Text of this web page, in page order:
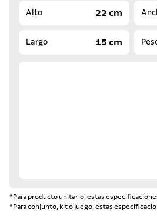
Alto 22 cm
Largo 15 cm
*Para producto unitario, estas
*Para conjunto, kit o juego, estas